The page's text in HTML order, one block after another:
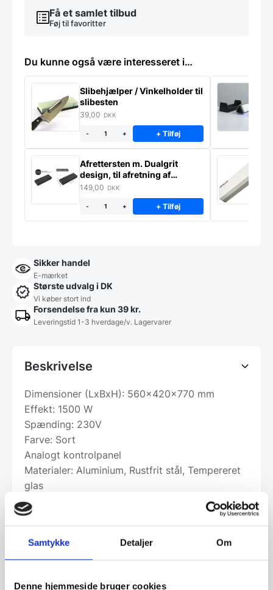
Samtykke Detaljer Om
Denne hjemmeside bruger cookies
Få et samlet tilbud
Føj til favoritter
Du kunne også være interesseret i…
Slibehjælper / Vinkelholder til
slibesten
39,00 DKK
- + + Tilføj
Afrettersten m. Dualgrit
design, til afretning af
slibesten
149,00 DKK
- + + Tilføj
Sikker handel
E-mærket
Største udvalg i DK
Vi køber stort ind
Forsendelse fra kun 39 kr.
Leveringstid 1-3 hverdage/v. Lagervarer
Beskrivelse
Dimensioner (LxBxH): 560x420x770 mm
Effekt: 1500 W
Spænding: 230V
Farve: Sort
Analogt kontrolpanel
Materialer: Aluminium, Rustfrit stål, Tempereret
glas
Vægt: 23 kg